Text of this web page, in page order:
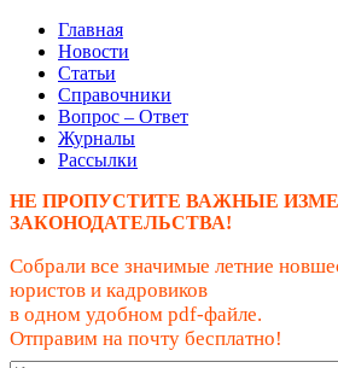
Главная
Новости
Статьи
Справочники
Вопрос – Ответ
Журналы
Рассылки
НЕ ПРОПУСТИТЕ ВАЖНЫЕ
ЗАКОНОДАТЕЛЬСТВА!
Собрали все значимые летние
юристов и кадровиков
в одном удобном pdf-файле.
Отправим на почту бесплатно!